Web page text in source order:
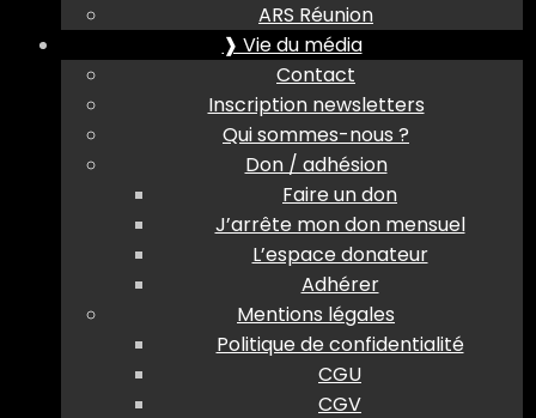
ARS Réunion
❱ Vie du média
Contact
Inscription newsletters
Qui sommes-nous ?
Don / adhésion
Faire un don
J’arrête mon don mensuel
L’espace donateur
Adhérer
Mentions légales
Politique de confidentialité
CGU
CGV